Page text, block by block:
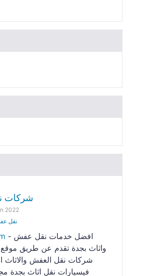
شركات
2022
نقل
- افضل خدمات نقل عفش
واثاث بجدة تقدم عن طريق
شركات نقل العفش والاثاث
فيسيارات نقل اثاث بجدة